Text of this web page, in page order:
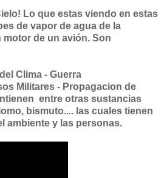
Lo que estas viendo en estas
de vapor de agua de la
de un avión. Son
Clima - Guerra
Militares - Propagacion de
entre otras sustancias
bismuto.... las cuales tienen
ambiente y las personas.